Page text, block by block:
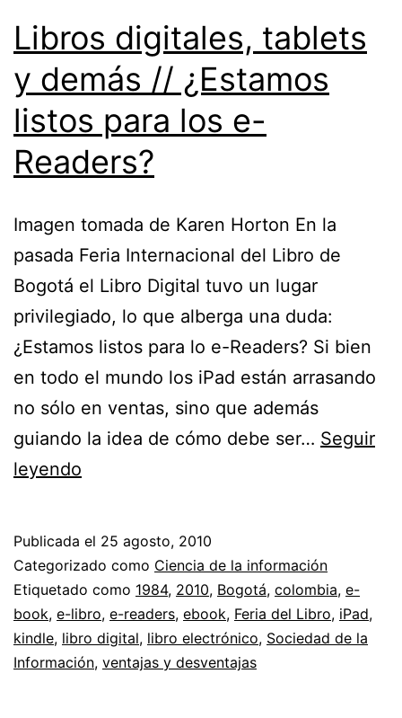
Libros digitales, tablets
y demás // ¿Estamos
listos para los e-
Readers?
Imagen tomada de Karen Horton En la
pasada Feria Internacional del Libro de
Bogotá el Libro Digital tuvo un lugar
privilegiado, lo que alberga una duda:
¿Estamos listos para lo e-Readers? Si bien
en todo el mundo los iPad están arrasando
no sólo en ventas, sino que además
guiando la idea de cómo debe ser… Seguir
leyendo
y
demás
//
¿Estamos
Publicada el 25 agosto, 2010
Categorizado como Ciencia de la información
Etiquetado como 1984, 2010, Bogotá, colombia, e-
book, e-libro, e-readers, ebook, Feria del Libro, iPad,
kindle, libro digital, libro electrónico, Sociedad de la
Información, ventajas y desventajas